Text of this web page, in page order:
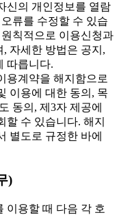
신의 개인정보를 열람
류를 수정할 수 있습
칙적으로 이용신청과
자세한 방법은 공지,
따릅니다.
계약을 해지함으로
이용에 대한 동의, 목
동의, 제3자 제공에
할 수 있습니다. 해지
별도로 규정한 바에
)
용할 때 다음 각 호